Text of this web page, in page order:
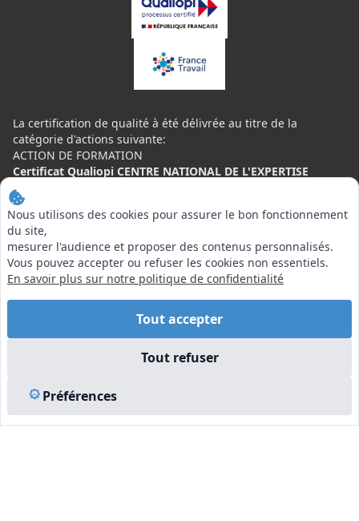
Nous utilisons des cookies pour assurer le bon fonctionnement
du site,
mesurer l'audience et proposer des contenus personnalisés.
Vous pouvez accepter ou refuser les cookies non essentiels.
En savoir plus sur notre politique de confidentialité
Tout accepter
Tout refuser
Préférences
La certification de qualité à été délivrée au titre de la
catégorie d'actions suivante:
ACTION DE FORMATION
Certificat Qualiopi CENTRE NATIONAL DE L'EXPERTISE
CONTACT
Centre National de l’Expertise (CNE)
20 rue Henri Regnault, 75008 Paris
N°VERT : 0800 00 80 89
Liens utiles
Vu à la Télé